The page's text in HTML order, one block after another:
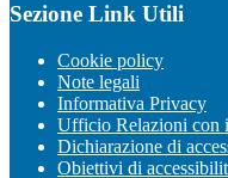
Sezione Link Utili
Cookie policy
Note legali
Informativa Privacy
Ufficio Relazioni con
Dichiarazione di
Obiettivi di